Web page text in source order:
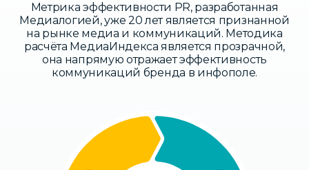
Метрика эффективности PR, разработанная
Медиалогией, уже 20 лет является признанной
на рынке медиа и коммуникаций. Методика
расчёта МедиаИндекса является прозрачной,
она напрямую отражает эффективность
коммуникаций бренда в инфополе.